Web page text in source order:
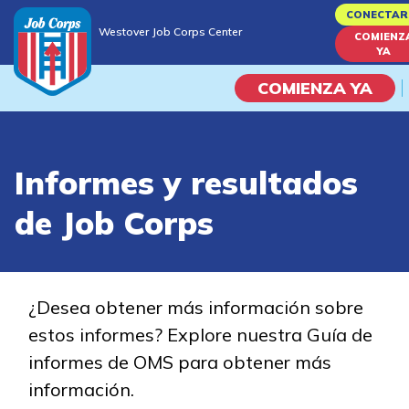
to
content
Westover Job Corps Center
YA
COMIENZA YA
Vida En El Campus
Habilidades académicas
Estudiar
Programas de
Informes y resultados
de Job Corps
¿Desea obtener más información sobre
estos informes? Explore nuestra Guía de
informes de OMS para obtener más
información.